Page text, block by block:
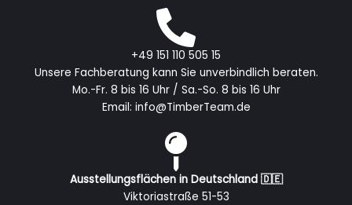
+49 151 110 505 15
Unsere Fachberatung kann Sie unverbindlich beraten.
Mo.-Fr. 8 bis 16 Uhr / Sa.-So. 8 bis 16 Uhr
Email: info@TimberTeam.de
Ausstellungsflächen in Deutschland 🇩🇪
Viktoriastraße 51-53